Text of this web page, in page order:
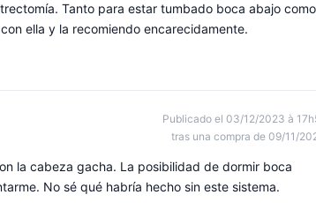
Tanto para estar tumbado boca abajo como
ella y la recomiendo encarecidamente.
Publicado el 03/12/2023 à
tras una compra de 09/11/
la cabeza gacha. La posibilidad de dormir boca
No sé qué habría hecho sin este sistema.